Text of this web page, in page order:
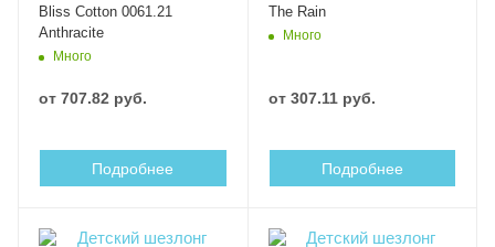
Bliss Cotton 0061.21
Anthracite
Много
от 707.82 руб.
Подробнее
The Rain
Много
от 307.11 руб.
Подробнее